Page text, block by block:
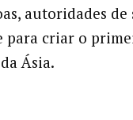
autoridades
para criar o
Ásia.